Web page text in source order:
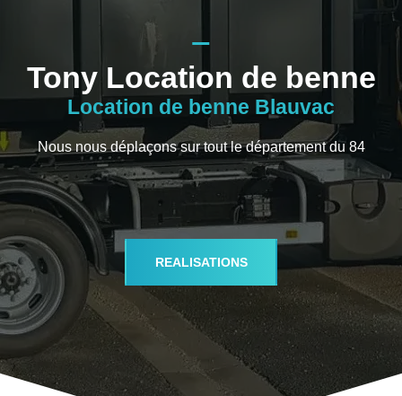
Tony Location de benne
Location de benne Blauvac
Nous nous déplaçons sur tout le département du 84
REALISATIONS